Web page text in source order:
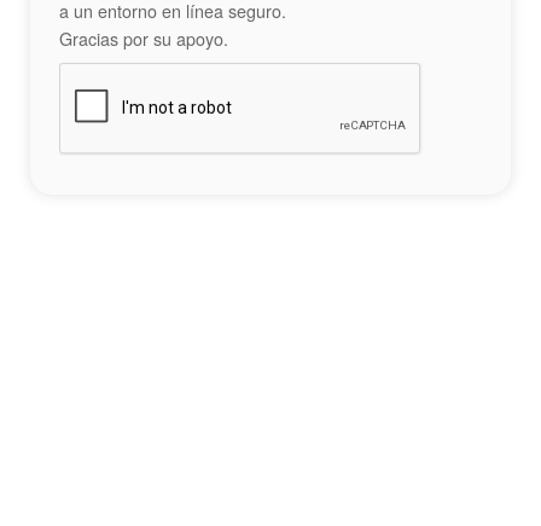
a un entorno en línea seguro.
Gracias por su apoyo.